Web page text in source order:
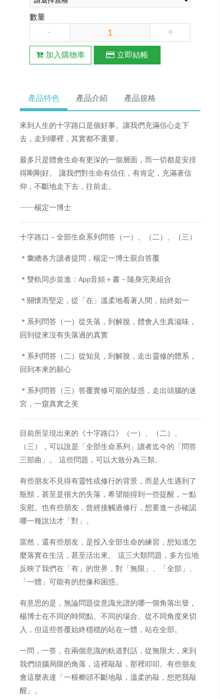
數量
- +
加入購物車 立即結帳
產品特色 產品介紹 產品規格
來到人生的十字路口是個好事。讓我們充滿信心走下
去，走到哪裡，其實都不重要。
最多只是體會生命有更深的一個層面，而一切都是安排
得剛剛好。 讓我們對生命有信任，有肯定，充滿著信
仰，不斷地走下去，往前走。
──楊定一博士
十字路口－全部生命系列問答（一）、（二）、（三）
＊彙總各方讀者提問，楊定一博士親自答覆
＊雙軌同步並進：App音頻＋書－隨身完美組合
＊關懷而堅定，從「在」溫柔地看著人間，始終如一
＊系列問答（一）從失落，到解脫，體會人生真滋味，
回到從來沒有失落過的真實
＊系列問答（二）從知見，到解脫，走出靈修的體系，
回到本來的願心
＊系列問答（三）答覆實修可能的疑惑，走出頭腦的迷
宮，一窺真實之美
目前所呈現出來的《十字路口》（一）、（二）、
（三），可以說是「全部生命系列」讀者迄今的「問答
三部曲」。 這些問題，可以大致分為三類。
有些朋友不見得有靈性或修行的背景，而是人生遇到了
瓶頸，甚至是很大的失落，希望能得到一些提醒，一點
安慰。也有些朋友，曾經接觸過修行，想要進一步確認
哪一種說法才「對」。
當然，還有些朋友，是投入全部生命的練習，想知道怎
麼落實在生活，甚至活出來。 這三大類問題，多方位地
反映了我們在「有」的世界，對「無限」、「全部」、
「一體」可能有的想像和困惑。
有意思的是，無論問題從意識光譜的哪一個角落出發，
楊博士在不同的時間點、不同的場合、從不同角度來切
入，但這些答覆始終穩穩的站在一體，站在全部。
一問，一答，在兩個意識的軌道對話，從無限大，來到
我們頭腦局限的角落，這裡敲敲，那裡叩叩。有些朋友
會這麼表達「一根榔頭不斷地敲，溫柔的敲，想把我敲
醒」。